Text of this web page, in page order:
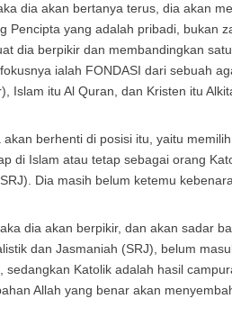
dia akan bertanya terus, dia akan
Pencipta yang adalah pribadi, bukan
dia berpikir dan membandingkan
ialah FONDASI dari sebuah
Islam itu Al Quran, dan Kristen itu
berhenti di posisi itu, yaitu
di Islam atau tetap sebagai orang
Dia masih belum ketemu
dia akan berpikir, dan akan sadar
dan Jasmaniah (SRJ), belum
Katolik adalah hasil
Allah yang benar akan